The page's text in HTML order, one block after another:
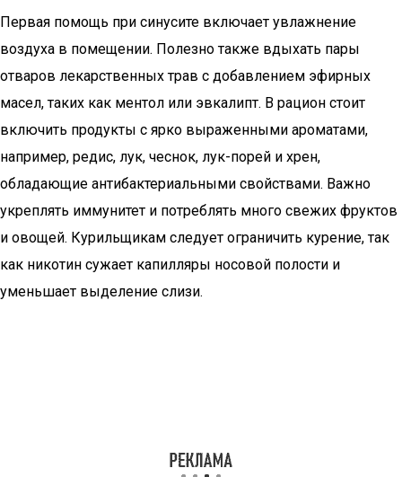
Первая помощь при синусите включает увлажнение
воздуха в помещении. Полезно также вдыхать пары
отваров лекарственных трав с добавлением эфирных
масел, таких как ментол или эвкалипт. В рацион стоит
включить продукты с ярко выраженными ароматами,
например, редис, лук, чеснок, лук-порей и хрен,
обладающие антибактериальными свойствами. Важно
укреплять иммунитет и потреблять много свежих фруктов
и овощей. Курильщикам следует ограничить курение, так
как никотин сужает капилляры носовой полости и
уменьшает выделение слизи.